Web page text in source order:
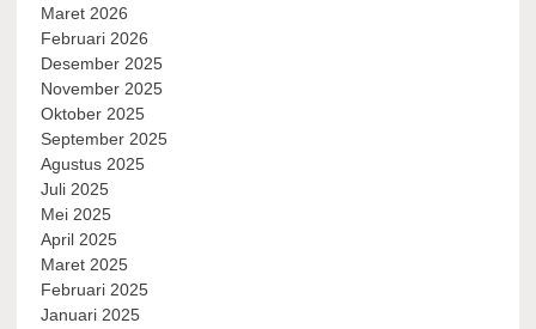
Maret 2026
Februari 2026
Desember 2025
November 2025
Oktober 2025
September 2025
Agustus 2025
Juli 2025
Mei 2025
April 2025
Maret 2025
Februari 2025
Januari 2025